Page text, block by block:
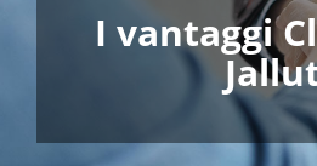
I vantaggi